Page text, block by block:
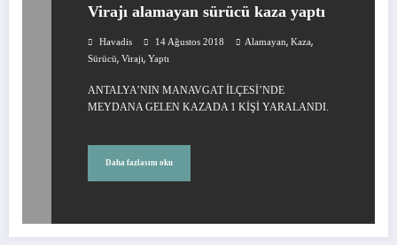
Virajı alamayan sürücü kaza yaptı
Havadis 14 Ağustos 2018 Alamayan, Kaza,
Sürücü, Virajı, Yaptı
ANTALYA’NIN MANAVGAT İLÇESİ’NDE
MEYDANA GELEN KAZADA 1 KİŞİ YARALANDI.
Daha fazlasını oku